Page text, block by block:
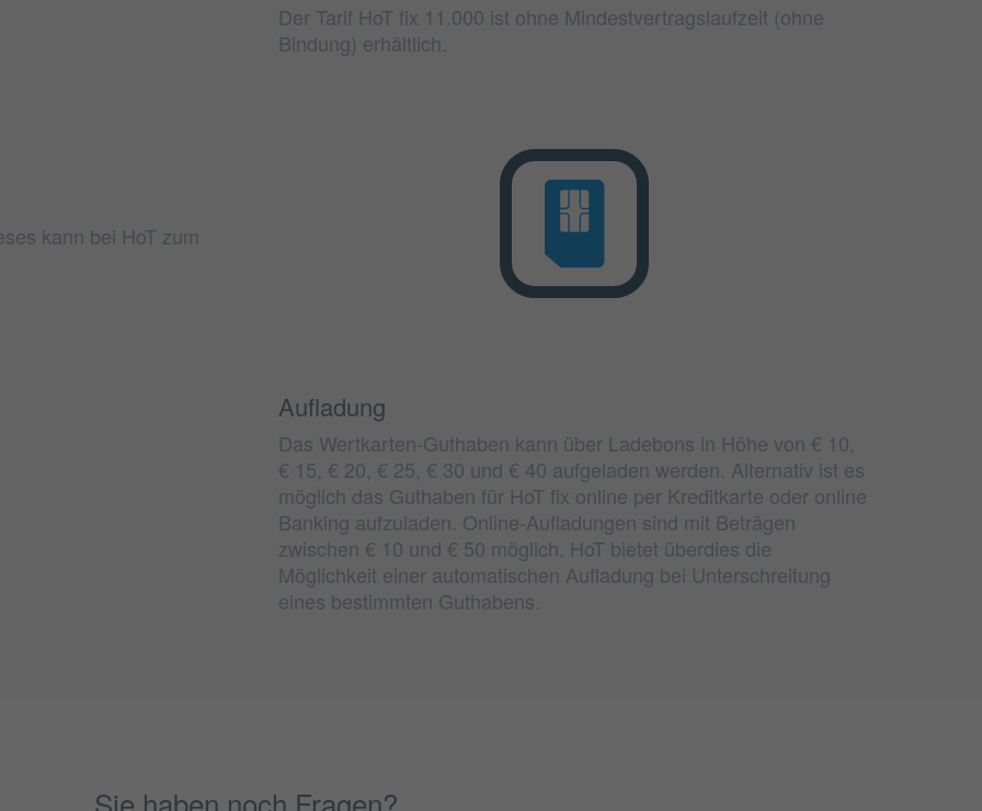
Der Tarif HoT fix 11.000 ist ohne Mindestvertragslaufzeit (ohne
Bindung) erhältlich.
kann bei HoT zum
Aufladung
Das Wertkarten-Guthaben kann über Ladebons in Höhe von € 10,
€ 15, € 20, € 25, € 30 und € 40 aufgeladen werden. Alternativ ist es
möglich das Guthaben für HoT fix online per Kreditkarte oder online
Banking aufzuladen. Online-Aufladungen sind mit Beträgen
zwischen € 10 und € 50 möglich. HoT bietet überdies die
Möglichkeit einer automatischen Aufladung bei Unterschreitung
eines bestimmten Guthabens.
Sie haben noch Fragen?